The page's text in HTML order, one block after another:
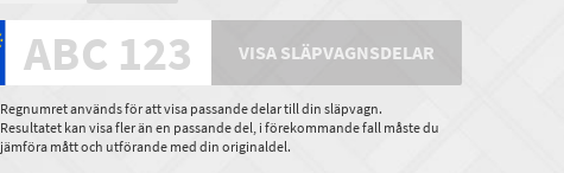
VISA SLÄPVAGNSDELAR
Regnumret används för att visa passande delar till din släpvagn.
Resultatet kan visa fler än en passande del, i förekommande fall måste du
jämföra mått och utförande med din originaldel.